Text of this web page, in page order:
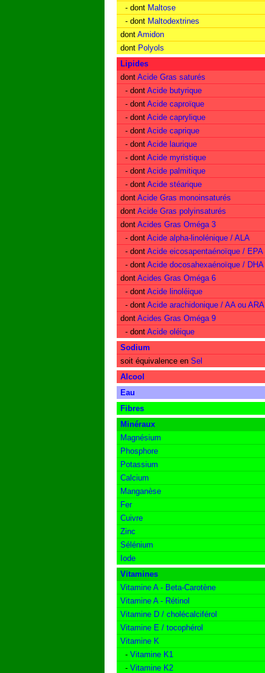
- dont Maltose
- dont Maltodextrines
dont Amidon
dont Polyols
Lipides
dont Acide Gras saturés
- dont Acide butyrique
- dont Acide caproïque
- dont Acide caprylique
- dont Acide caprique
- dont Acide laurique
- dont Acide myristique
- dont Acide palmitique
- dont Acide stéarique
dont Acide Gras monoinsaturés
dont Acide Gras polyinsaturés
dont Acides Gras Oméga 3
- dont Acide alpha-linolénique / ALA
- dont Acide eicosapentaénoïque / EPA
- dont Acide docosahexaénoïque / DHA
dont Acides Gras Oméga 6
- dont Acide linoléique
- dont Acide arachidonique / AA ou ARA
dont Acides Gras Oméga 9
- dont Acide oléique
Sodium
soit équivalence en Sel
Alcool
Eau
Fibres
Minéraux
Magnésium
Phosphore
Potassium
Calcium
Manganèse
Fer
Cuivre
Zinc
Sélénium
Iode
Vitamines
Vitamine A - Beta-Carotène
Vitamine A - Rétinol
Vitamine D / cholécalciférol
Vitamine E / tocophérol
Vitamine K
- Vitamine K1
- Vitamine K2